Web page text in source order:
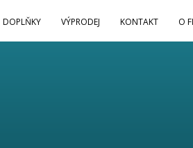
DOPLŇKY VÝPRODEJ KONTAKT O